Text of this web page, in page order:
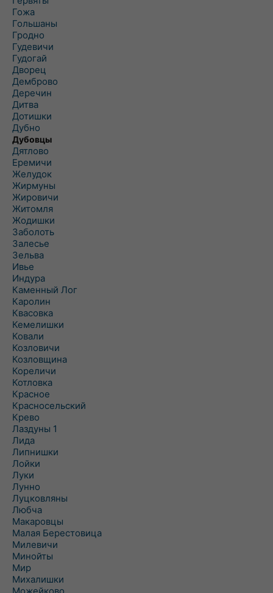
Гожа
Гольшаны
Гродно
Гудевичи
Гудогай
Дворец
Демброво
Деречин
Дитва
Дотишки
Дубно
Дубовцы
Дятлово
Еремичи
Желудок
Жирмуны
Жировичи
Житомля
Жодишки
Заболоть
Залесье
Зельва
Ивье
Индура
Каменный Лог
Каролин
Квасовка
Кемелишки
Ковали
Козловичи
Козловщина
Кореличи
Котловка
Красное
Красносельский
Крево
Лаздуны 1
Лида
Липнишки
Лойки
Луки
Лунно
Луцковляны
Любча
Макаровцы
Малая Берестовица
Милевичи
Минойты
Мир
Михалишки